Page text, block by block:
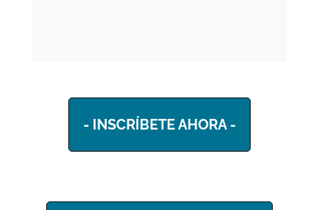
- INSCRÍBETE AHORA -